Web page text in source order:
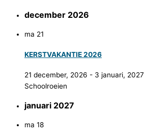
december 2026
ma 21
KERSTVAKANTIE 2026
21 december, 2026 - 3 januari, 2027
Schoolroeien
januari 2027
ma 18